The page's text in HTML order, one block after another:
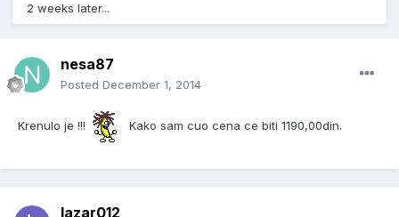
2 weeks later...
nesa87
Posted December 1, 2014
Krenulo je !!! Kako sam cuo cena ce biti 1190,00din.
lazar012